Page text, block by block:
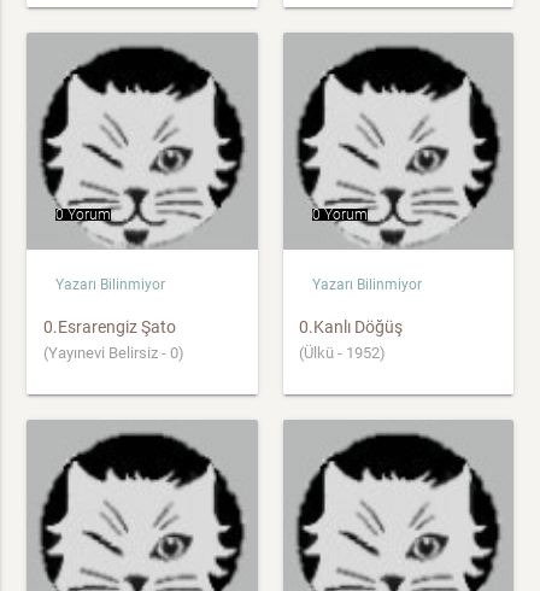
0 Yorum
Yazarı Bilinmiyor
0.Esrarengiz Şato
(Yayınevi Belirsiz - 0)
0 Yorum
Yazarı Bilinmiyor
0.Kanlı Döğüş
(Ülkü - 1952)